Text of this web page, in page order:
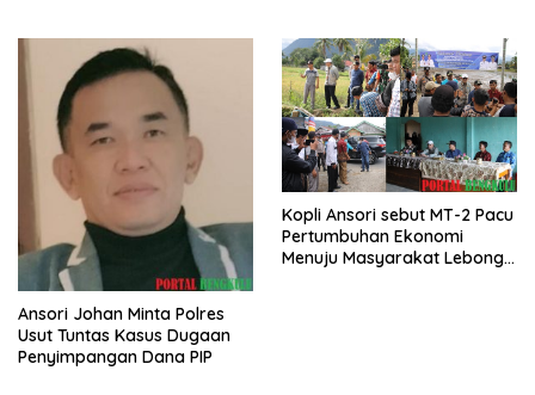
Ansori Johan Minta Polres
Usut Tuntas Kasus Dugaan
Penyimpangan Dana PIP
Kopli Ansori sebut MT-2 Pacu
Pertumbuhan Ekonomi
Menuju Masyarakat Lebong